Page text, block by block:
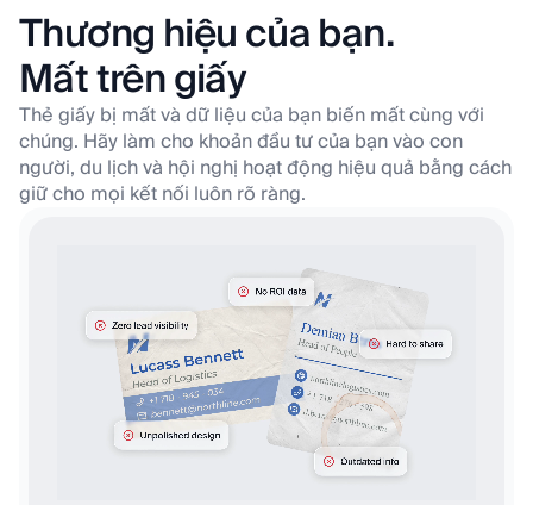
Thương hiệu của bạn.
Mất trên giấy
Thẻ giấy bị mất và dữ liệu của bạn biến mất cùng với
chúng. Hãy làm cho khoản đầu tư của bạn vàocon
người, du lịch và hội nghị hoạt động hiệu quả bằng cách
giữ cho mọi kết nối luôn rõ ràng.